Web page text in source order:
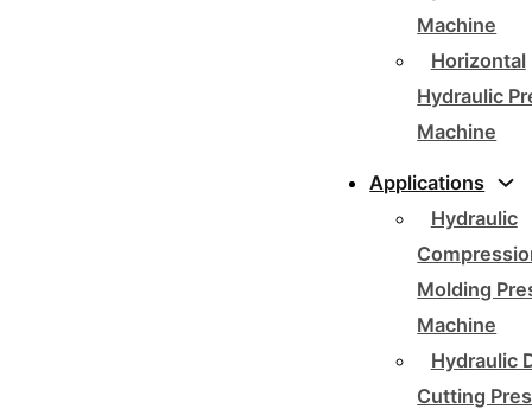
Machine
Horizontal
Hydraulic
Machine
Applications
Hydraulic
Molding
Machine
Hydraulic
Cutting